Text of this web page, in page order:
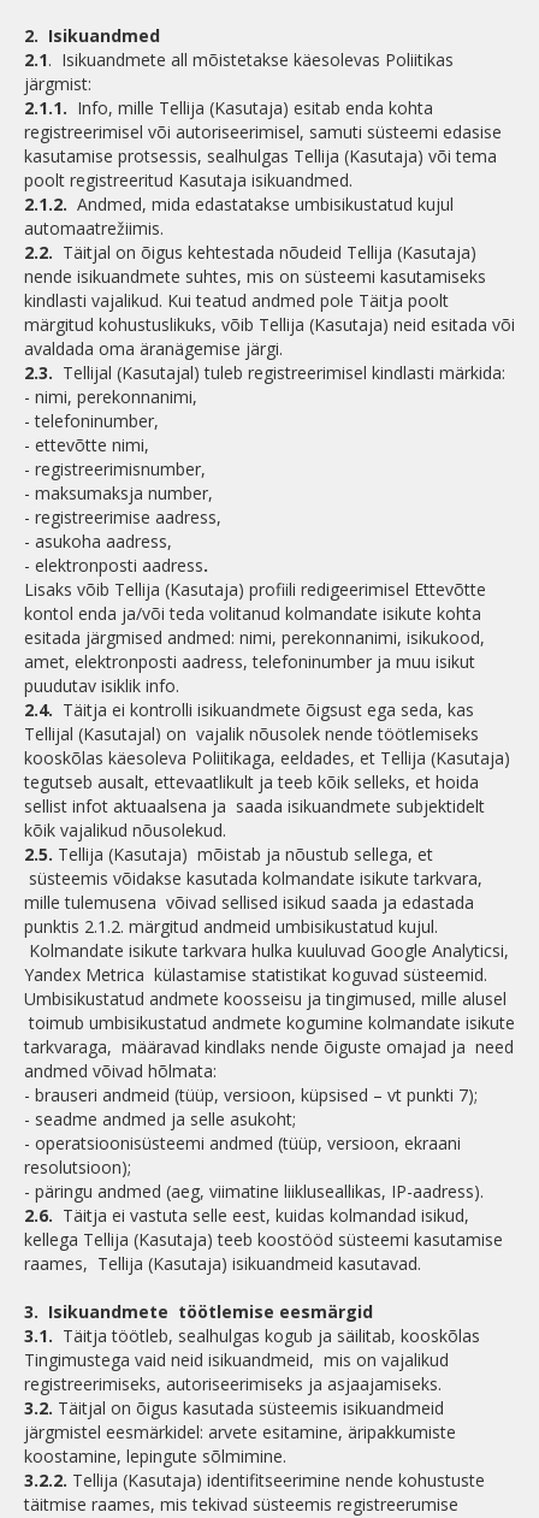
2. Isikuandmed
2.1. Isikuandmete all mõistetakse käesolevas Poliitikas
järgmist:
2.1.1. Info, mille Tellija (Kasutaja) esitab enda kohta
registreerimisel või autoriseerimisel, samuti süsteemi edasise
kasutamise protsessis, sealhulgas Tellija (Kasutaja) või tema
poolt registreeritud Kasutaja isikuandmed.
2.1.2. Andmed, mida edastatakse umbisikustatud kujul
automaatrežiimis.
2.2. Täitjal on õigus kehtestada nõudeid Tellija (Kasutaja)
nende isikuandmete suhtes, mis on süsteemi kasutamiseks
kindlasti vajalikud. Kui teatud andmed pole Täitja poolt
märgitud kohustuslikuks, võib Tellija (Kasutaja) neid esitada või
avaldada oma äranägemise järgi.
2.3. Tellijal (Kasutajal) tuleb registreerimisel kindlasti märkida:
- nimi, perekonnanimi,
- telefoninumber,
- ettevõtte nimi,
- registreerimisnumber,
- maksumaksja number,
- registreerimise aadress,
- asukoha aadress,
- elektronposti aadress.
Lisaks võib Tellija (Kasutaja) profiili redigeerimisel Ettevõtte
kontol enda ja/või teda volitanud kolmandate isikute kohta
esitada järgmised andmed: nimi, perekonnanimi, isikukood,
amet, elektronposti aadress, telefoninumber ja muu isikut
puudutav isiklik info.
2.4. Täitja ei kontrolli isikuandmete õigsust ega seda, kas
Tellijal (Kasutajal) on vajalik nõusolek nende töötlemiseks
kooskõlas käesoleva Poliitikaga, eeldades, et Tellija (Kasutaja)
tegutseb ausalt, ettevaatlikult ja teeb kõik selleks, et hoida
sellist infot aktuaalsena ja saada isikuandmete subjektidelt
kõik vajalikud nõusolekud.
2.5. Tellija (Kasutaja) mõistab ja nõustub sellega, et
süsteemis võidakse kasutada kolmandate isikute tarkvara,
mille tulemusena võivad sellised isikud saada ja edastada
punktis 2.1.2. märgitud andmeid umbisikustatud kujul.
Kolmandate isikute tarkvara hulka kuuluvad Google Analyticsi,
Yandex Metrica külastamise statistikat koguvad süsteemid.
Umbisikustatud andmete koosseisu ja tingimused, mille alusel
toimub umbisikustatud andmete kogumine kolmandate isikute
tarkvaraga, määravad kindlaks nende õiguste omajad ja need
andmed võivad hõlmata:
- brauseri andmeid (tüüp, versioon, küpsised – vt punkti 7);
- seadme andmed ja selle asukoht;
- operatsioonisüsteemi andmed (tüüp, versioon, ekraani
resolutsioon);
- päringu andmed (aeg, viimatine liikluseallikas, IP-aadress).
2.6. Täitja ei vastuta selle eest, kuidas kolmandad isikud,
kellega Tellija (Kasutaja) teeb koostööd süsteemi kasutamise
raames, Tellija (Kasutaja) isikuandmeid kasutavad.
3. Isikuandmete töötlemise eesmärgid
3.1. Täitja töötleb, sealhulgas kogub ja säilitab, kooskõlas
Tingimustega vaid neid isikuandmeid, mis on vajalikud
registreerimiseks, autoriseerimiseks ja asjaajamiseks.
3.2. Täitjal on õigus kasutada süsteemis isikuandmeid
järgmistel eesmärkidel: arvete esitamine, äripakkumiste
koostamine, lepingute sõlmimine.
3.2.2. Tellija (Kasutaja) identifitseerimine nende kohustuste
täitmise raames, mis tekivad süsteemis registreerumise